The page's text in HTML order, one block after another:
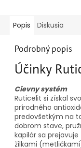
Popis Diskusia
Podrobný popis
Účinky
Cievny systém
Ruticelit si získal
prírodného
predovšetkým na
dobrom stave,
kapilár sa
žilkami